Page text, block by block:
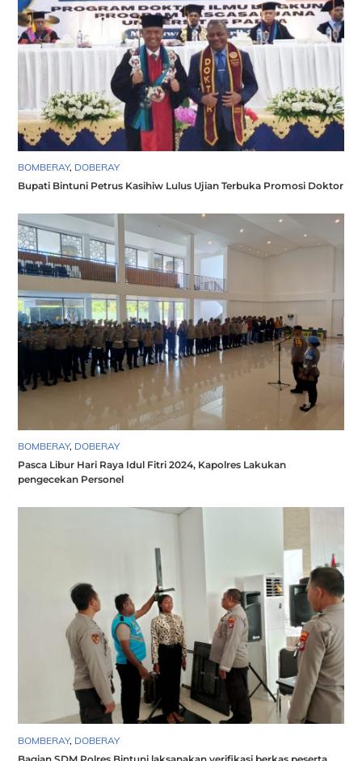
BOMBERAY, DOBERAY
Bupati Bintuni Petrus Kasihiw Lulus Ujian Terbuka Promosi Doktor
BOMBERAY, DOBERAY
Pasca Libur Hari Raya Idul Fitri 2024, Kapolres Lakukan
pengecekan Personel
BOMBERAY, DOBERAY